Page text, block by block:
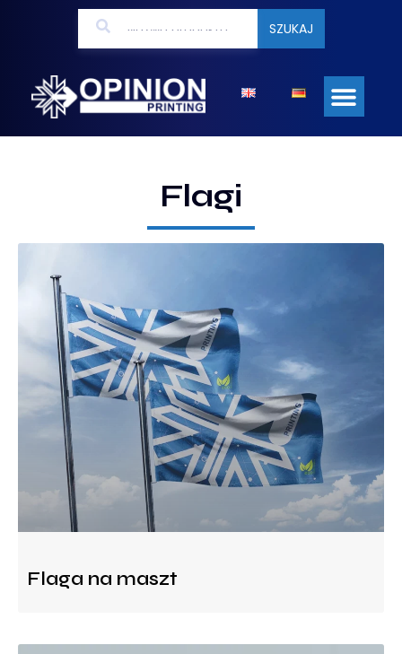
SZUKAJ
Flagi
Flaga na maszt